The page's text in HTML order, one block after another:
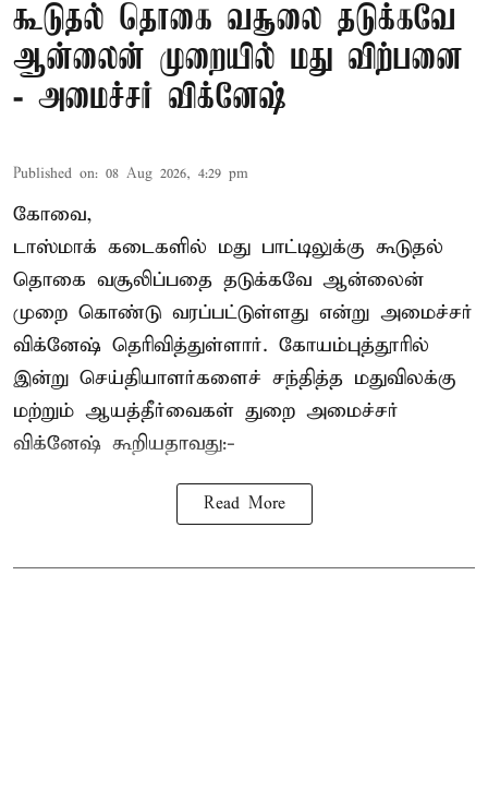
கூடுதல் தொகை வசூலை தடுக்கவே
ஆன்லைன் முறையில் மது விற்பனை
- அமைச்சர் விக்னேஷ்
Published on: 08 Aug 2026, 4:29 pm
கோவை,
டாஸ்மாக் கடைகளில் மது பாட்டிலுக்கு கூடுதல்
தொகை வசூலிப்பதை தடுக்கவே ஆன்லைன்
முறை கொண்டு வரப்பட்டுள்ளது என்று அமைச்சர்
விக்னேஷ் தெரிவித்துள்ளார். கோயம்புத்தூரில்
இன்று செய்தியாளர்களைச் சந்தித்த மதுவிலக்கு
மற்றும் ஆயத்தீர்வைகள் துறை அமைச்சர்
விக்னேஷ் கூறியதாவது:-
Read More